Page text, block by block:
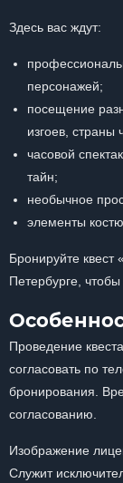
Здесь вас ждут:
персонажей;
посещение
изгоев, страны
часовой
тайн;
необычное
элементы
Бронируйте квест
Петербурге,
Проведение
согласовать по
бронирования.
согласованию.
Изображение
Служит